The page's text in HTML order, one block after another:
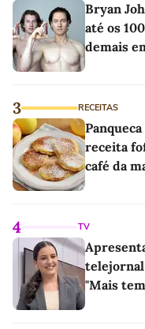
Bryan
até os
demais
3 RECEITAS
receita
café da
4 TV
telejornal
"Mais